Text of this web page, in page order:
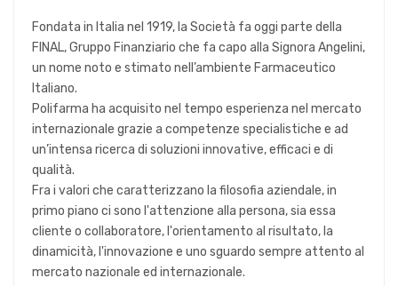
Fondata in Italia nel 1919, la Società fa oggi parte della
FINAL, Gruppo Finanziario che fa capo alla Signora Angelini,
un nome noto e stimato nell’ambiente Farmaceutico
Italiano.
Polifarma ha acquisito nel tempo esperienza nel mercato
internazionale grazie a competenze specialistiche e ad
un’intensa ricerca di soluzioni innovative, efficaci e di
qualità.
Fra i valori che caratterizzano la filosofia aziendale, in
primo piano ci sono l'attenzione alla persona, sia essa
cliente o collaboratore, l'orientamento al risultato, la
dinamicità, l'innovazione e uno sguardo sempre attento al
mercato nazionale ed internazionale.